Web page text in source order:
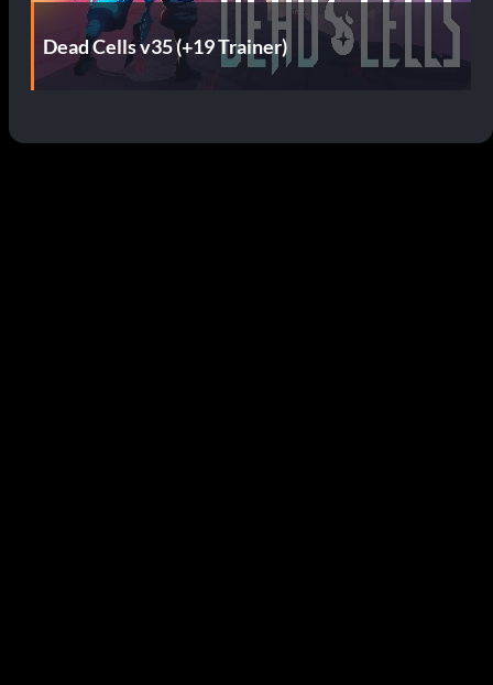
Dead Cells v35 (+19 Trainer)